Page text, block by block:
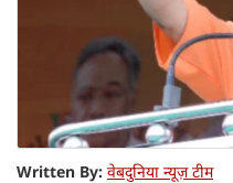
Written By: वेबदुनिया न्यूज़ टीम